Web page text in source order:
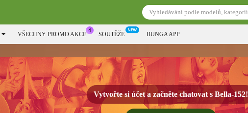
VŠECHNY PROMO AKCE SOUTĚŽE BUNGA APP
Vytvořte si účet a začněte chatovat s Bella-152!